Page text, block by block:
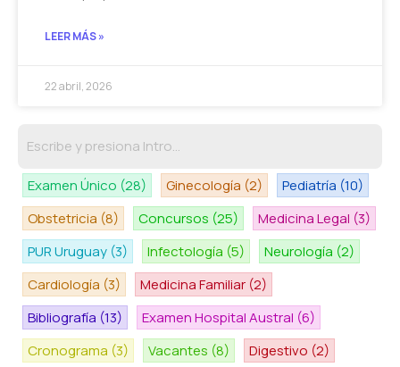
LEER MÁS »
22 abril, 2026
Examen Único (28) Ginecología (2) Pediatría (10)
Obstetricia (8) Concursos (25) Medicina Legal (3)
PUR Uruguay (3) Infectología (5) Neurología (2)
Cardiología (3) Medicina Familiar (2)
Bibliografía (13) Examen Hospital Austral (6)
Cronograma (3) Vacantes (8) Digestivo (2)